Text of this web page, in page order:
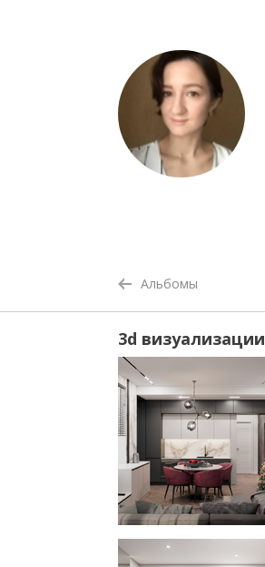
Альбомы
3d визуализации